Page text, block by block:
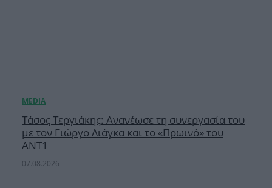
Τάσος Τεργιάκης: Ανανέωσε τη συνεργασία του
με τον Γιώργο Λιάγκα και το «Πρωινό» του
ΑΝΤ1
07.08.2026